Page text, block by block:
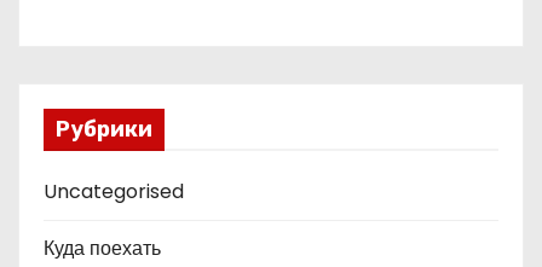
Рубрики
Uncategorised
Куда поехать